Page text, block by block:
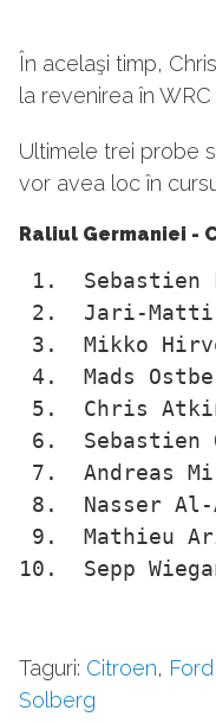
În acelaşi timp,
la revenirea în
Ultimele trei probe
vor avea loc în
Raliul Germaniei -
1.
2.  Jari-
3.  Mikko
4.  Mads
5.  Chris
6.
7.  Andreas
8.  Nasser
9.  Mathieu
10.  Sepp
Taguri: Citroen, Ford
Solberg